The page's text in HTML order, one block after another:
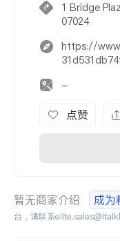
1 Bridge
07024
https://
-
点赞
暂无商家介绍 成为
台，请联系